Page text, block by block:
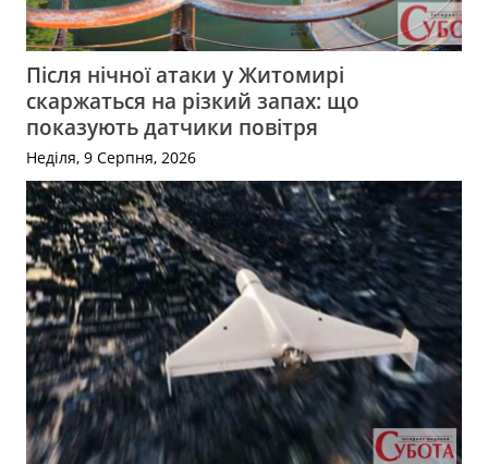
Після нічної атаки у Житомирі
скаржаться на різкий запах: що
показують датчики повітря
Неділя, 9 Серпня, 2026